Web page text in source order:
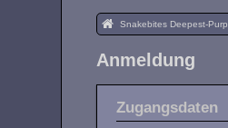
Snakebites Deepest-
Anmeldung
Zugangsdaten